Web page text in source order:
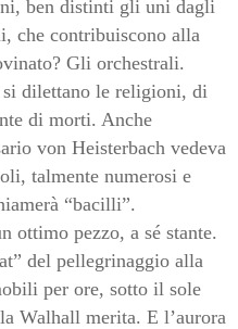
ben distinti gli uni dagli
che contribuiscono alla
Gli orchestrali.
dilettano le religioni, di
di morti. Anche
von Heisterbach vedeva
talmente numerosi e
“bacilli”.
ottimo pezzo, a sé stante.
del pellegrinaggio alla
per ore, sotto il sole
Walhall merita. E l’aurora